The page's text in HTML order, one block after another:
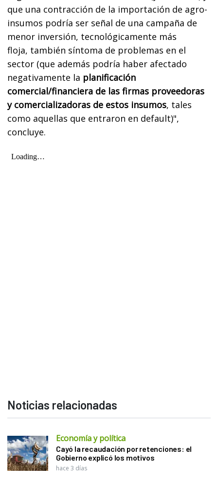
que una contracción de la importación de agro-
insumos podría ser señal de una campaña de
menor inversión, tecnológicamente más
floja, también síntoma de problemas en el
sector (que además podría haber afectado
negativamente la planificación
comercial/financiera de las firmas proveedoras
y comercializadoras de estos insumos, tales
como aquellas que entraron en default)",
concluye.
Noticias relacionadas
Economía y política
Cayó la recaudación por retenciones: el
Gobierno explicó los motivos
hace 3 días